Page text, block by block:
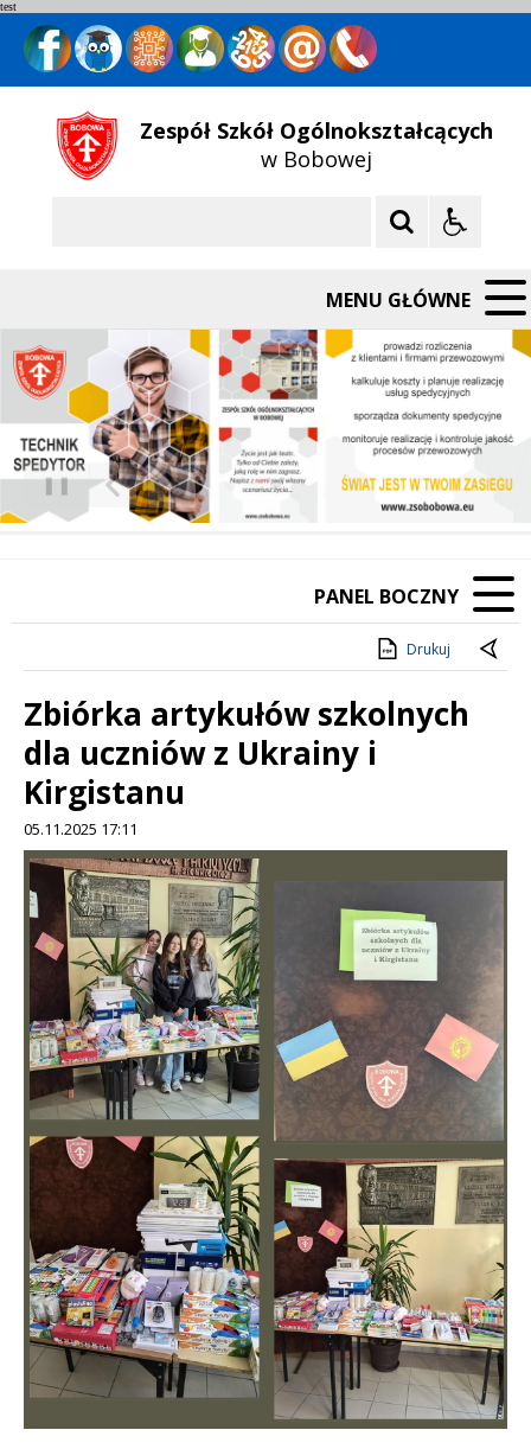
test
Zespół Szkół Ogólnokształcących
w Bobowej
MENU GŁÓWNE
Poprzedni Element
Następny Element
❚❚
PANEL BOCZNY
Drukuj
Zbiórka artykułów szkolnych
dla uczniów z Ukrainy i
Kirgistanu
05.11.2025 17:11